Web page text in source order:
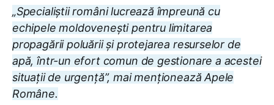
„Specialiștii români lucrează împreună cu
echipele moldovenești pentru limitarea
propagării poluării și protejarea resurselor de
apă, într-un efort comun de gestionare a acestei
situații de urgență”, mai menționează Apele
Române.